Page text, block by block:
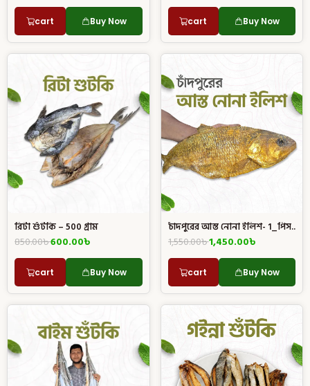
cart Buy Now cart Buy Now
রিটা শুঁটকি – 500 গ্রাম
850.00৳600.00৳
cart Buy Now
চাঁদপুরের আস্ত নোনা ইলিশ- 1_পিস..
1,550.00৳1,450.00৳
cart Buy Now